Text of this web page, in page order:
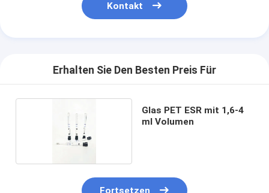
Kontakt
Erhalten Sie Den Besten Preis Für
Glas PET ESR mit 1,6-4
ml Volumen
Fortsetzen